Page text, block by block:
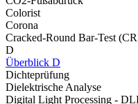
Colorist
Corona
Cracked-Round Bar-Test
D
Überblick D
Dichteprüfung
Dielektrische Analyse
Digital Light Processing -